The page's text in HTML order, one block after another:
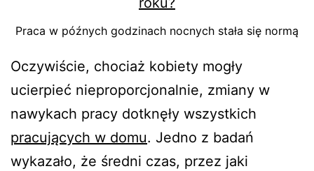
Praca w późnych godzinach nocnych stała się normą
Oczywiście, chociaż kobiety mogły
ucierpieć nieproporcjonalnie, zmiany w
nawykach pracy dotknęły wszystkich
pracujących w domu. Jedno z badań
wykazało, że średni czas, przez jaki